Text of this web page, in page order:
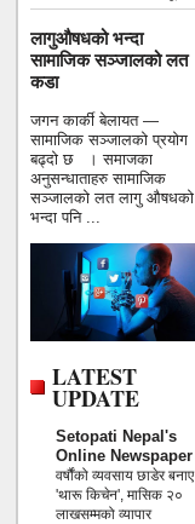
लागुऔषधको भन्दा
सामाजिक सञ्जालको लत
कडा
जगन कार्की बेलायत —
सामाजिक सञ्जालको प्रयोग
बढ्दो छ । समाजका
अनुसन्धाताहरु सामाजिक
सञ्जालको लत लागु औषधको
भन्दा पनि ...
LATEST
UPDATE
Setopati Nepal's
Online Newspaper
वर्षौंको व्यवसाय छाडेर बनाए
'थारू किचेन', मासिक २०
लाखसम्मको व्यापार